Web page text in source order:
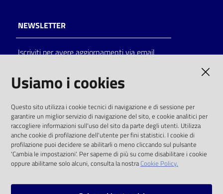
Catalogo
on line
Eventi
Chiedi al
bibliotecario
NEWSLETTER
Iscriviti per avere aggiornamenti via email
solo alle condizioni previste dalla direttiva
comunitaria 2003/98/CE e dal d.lgs. 36/2006
SOCIAL
Instagram
Usiamo i cookies
Questo sito utilizza i cookie tecnici di navigazione e di sessione per
garantire un miglior servizio di navigazione del sito, e cookie analitici per
raccogliere informazioni sull'uso del sito da parte degli utenti. Utilizza
anche cookie di profilazione dell'utente per fini statistici. I cookie di
profilazione puoi decidere se abilitarli o meno cliccando sul pulsante
'Cambia le impostazioni'. Per saperne di più su come disabilitare i cookie
oppure abilitarne solo alcuni, consulta la nostraCookie Policy.